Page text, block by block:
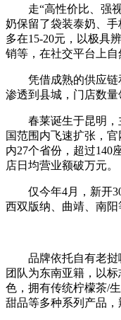
走“高性价比、强
奶保留了袋装泰奶、
多在15-20元，以极具
销等，在社交平台上自
凭借成熟的供应
渗透到县城，门店数量
春莱诞生于昆明
国范围内飞速扩张，
内27个省份，超过140
店日均营业额破万元。
仅今年4月，新开
西双版纳、曲靖、南阳
品牌依托自有老
团队为东南亚籍，以
色，拥有传统柠檬茶/
甜品等多种系列产品，